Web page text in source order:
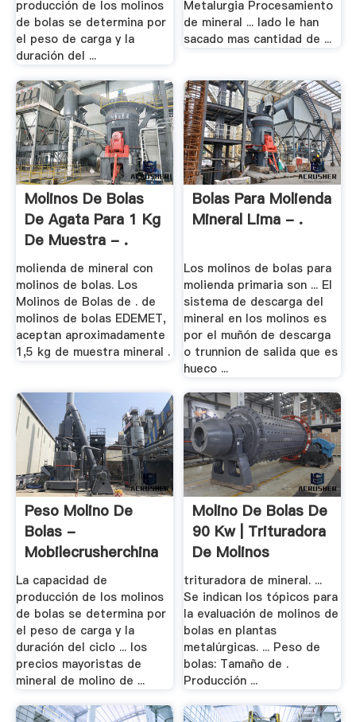
producción de los molinos
de bolas se determina por
el peso de carga y la
duración del ...
Metalurgia Procesamiento
de mineral ... lado le han
sacado mas cantidad de ...
Molinos De Bolas
De Agata Para 1 Kg
De Muestra - .
molienda de mineral con
molinos de bolas. Los
Molinos de Bolas de . de
molinos de bolas EDEMET,
aceptan aproximadamente
1,5 kg de muestra mineral .
Bolas Para Molienda
Mineral Lima - .
Los molinos de bolas para
molienda primaria son ... El
sistema de descarga del
mineral en los molinos es
por el muñón de descarga
o trunnion de salida que es
hueco ...
Peso Molino De
Bolas -
Mobilecrusherchina
La capacidad de
producción de los molinos
de bolas se determina por
el peso de carga y la
duración del ciclo ... los
precios mayoristas de
mineral de molino de ...
Molino De Bolas De
90 Kw | Trituradora
De Molinos
trituradora de mineral. ...
Se indican los tópicos para
la evaluación de molinos de
bolas en plantas
metalúrgicas. ... Peso de
bolas: Tamaño de .
Producción ...